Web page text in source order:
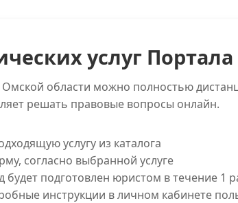
услуг Портала
области можно полностью
решать правовые вопросы онлайн.
услугу из каталога
согласно выбранной услуге
подготовлен юристом в течение 1
инструкции в личном кабинете